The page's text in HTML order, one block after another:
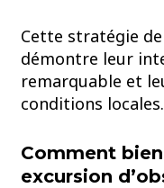
Cette stratégie
démontre leur
remarquable et
conditions locales.
Comment
excursion